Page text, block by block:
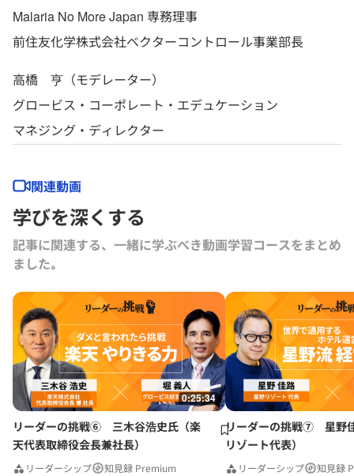
Malaria No More Japan 専務理事
前住友化学株式会社ベクターコントロール事業部長
高橋 亨（モデレーター）
グロービス・コーポレート・エデュケーション
マネジング・ディレクター
関連動画
学びを深くする
記事に関連する、一緒に学ぶべき動画学習コースをまとめ
ました｡
0:25:34
リーダーの挑戦⑥ 三木谷浩史氏（楽
天代表取締役会長兼社長）
リーダーシップ 知見録 Premium
リーダーの挑戦⑦ 星野
リゾート代表）
リーダーシップ 知見録